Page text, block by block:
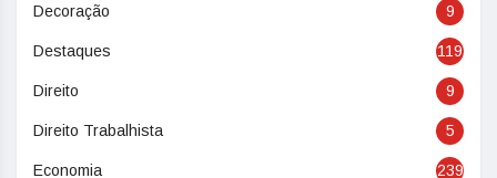
Decoração 9
Destaques 119
Direito 9
Direito Trabalhista 5
Economia 239